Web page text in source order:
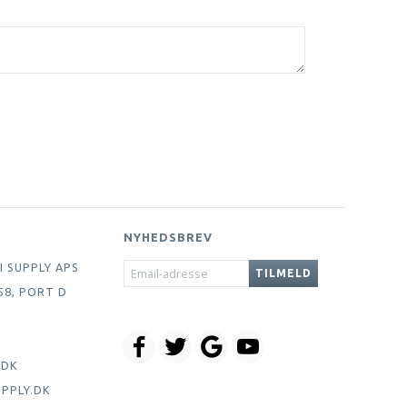
SUPPLY APS
PORT D
NYHEDSBREV
EMAIL-
ADRESSE
TILMELD